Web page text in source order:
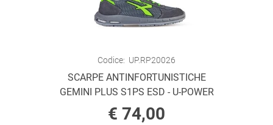
Codice: UP.RP20026
SCARPE ANTINFORTUNISTICHE
GEMINI PLUS S1PS ESD - U-POWER
€ 74,00